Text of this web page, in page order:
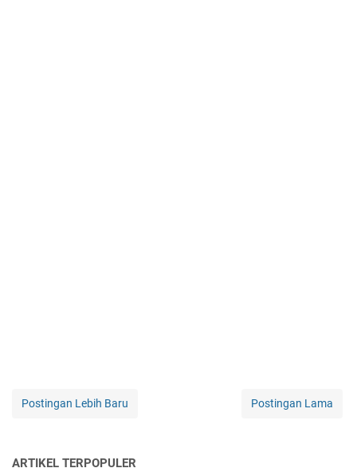
Postingan Lebih Baru Postingan Lama
ARTIKEL TERPOPULER